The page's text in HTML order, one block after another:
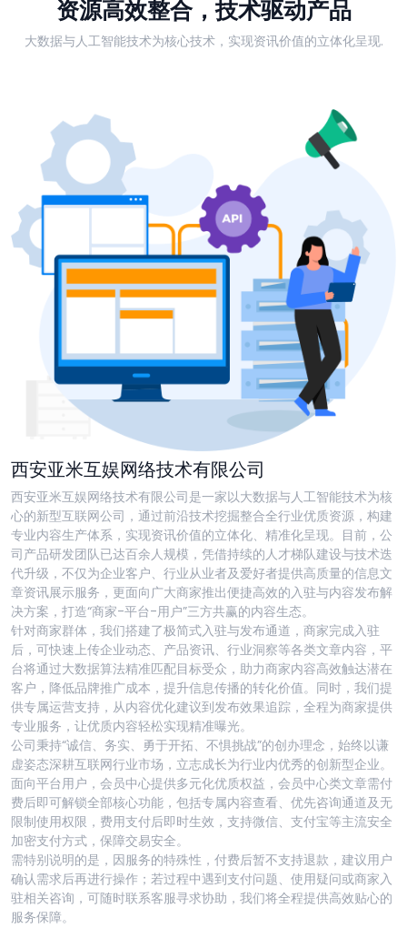
资源高效整合，技术驱动产品
大数据与人工智能技术为核心技术，实现资讯价值的立体化呈现.
西安亚米互娱网络技术有限公司
西安亚米互娱网络技术有限公司是一家以大数据与人工智能技术为核
心的新型互联网公司，通过前沿技术挖掘整合全行业优质资源，构建
专业内容生产体系，实现资讯价值的立体化、精准化呈现。目前，公
司产品研发团队已达百余人规模，凭借持续的人才梯队建设与技术迭
代升级，不仅为企业客户、行业从业者及爱好者提供高质量的信息文
章资讯展示服务，更面向广大商家推出便捷高效的入驻与内容发布解
决方案，打造“商家-平台-用户”三方共赢的内容生态。
针对商家群体，我们搭建了极简式入驻与发布通道，商家完成入驻
后，可快速上传企业动态、产品资讯、行业洞察等各类文章内容，平
台将通过大数据算法精准匹配目标受众，助力商家内容高效触达潜在
客户，降低品牌推广成本，提升信息传播的转化价值。同时，我们提
供专属运营支持，从内容优化建议到发布效果追踪，全程为商家提供
专业服务，让优质内容轻松实现精准曝光。
公司秉持“诚信、务实、勇于开拓、不惧挑战”的创办理念，始终以谦
虚姿态深耕互联网行业市场，立志成长为行业内优秀的创新型企业。
面向平台用户，会员中心提供多元化优质权益，会员中心类文章需付
费后即可解锁全部核心功能，包括专属内容查看、优先咨询通道及无
限制使用权限，费用支付后即时生效，支持微信、支付宝等主流安全
加密支付方式，保障交易安全。
需特别说明的是，因服务的特殊性，付费后暂不支持退款，建议用户
确认需求后再进行操作；若过程中遇到支付问题、使用疑问或商家入
驻相关咨询，可随时联系客服寻求协助，我们将全程提供高效贴心的
服务保障。